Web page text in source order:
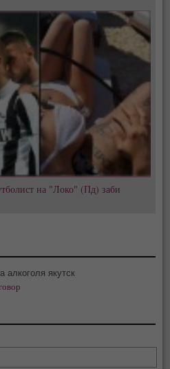
на "Локо" (Пд) заби
алкоголя якутск